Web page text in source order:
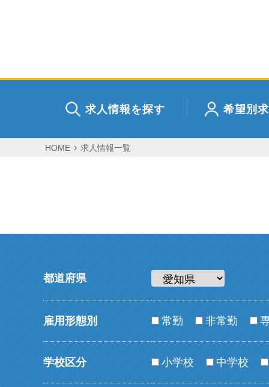
求人情報を探す 希望別
HOME 求人情報一覧
都道府県
雇用形態別 常勤 非常勤
学校区分 小学校 中学校